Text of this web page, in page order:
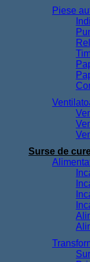
Piese
Surse de